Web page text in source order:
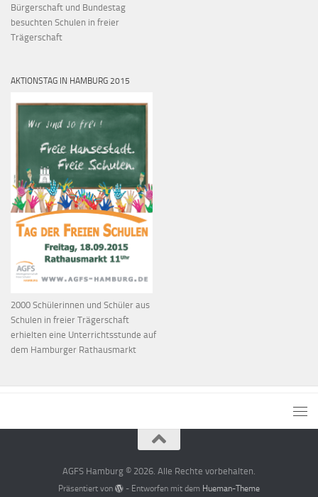
Bürgerschaft und Bundestag
besuchten Schulen in freier
Trägerschaft
AKTIONSTAG IN HAMBURG 2015
2000 Schülerinnen und Schüler aus
Schulen in freier Trägerschaft
erhielten eine Unterrichtsstunde auf
dem Hamburger Rathausmarkt
AGFS Hamburg © 2026. Alle Rechte vorbehalten.
Präsentiert von - Entworfen mit dem Hueman-Theme